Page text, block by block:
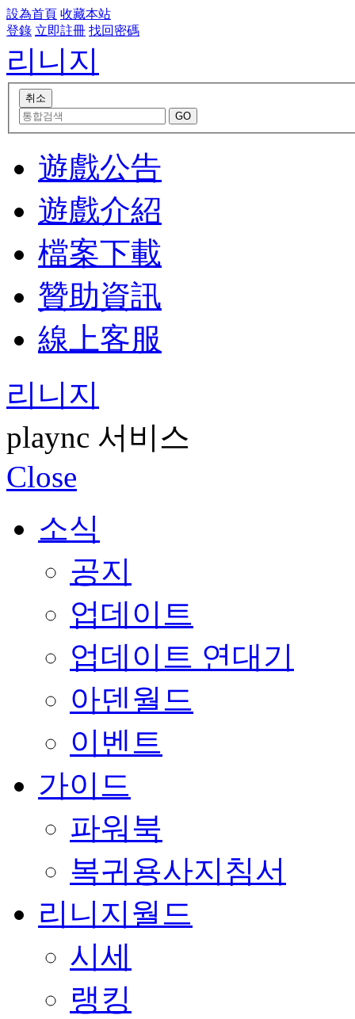
設為首頁 收藏本站
登錄 立即註冊 找回密碼
리니지
遊戲公告
遊戲介紹
檔案下載
贊助資訊
線上客服
리니지
plaync 서비스
Close
소식
공지
업데이트
업데이트 연대기
아덴월드
이벤트
가이드
파워북
복귀용사지침서
리니지월드
시세
랭킹